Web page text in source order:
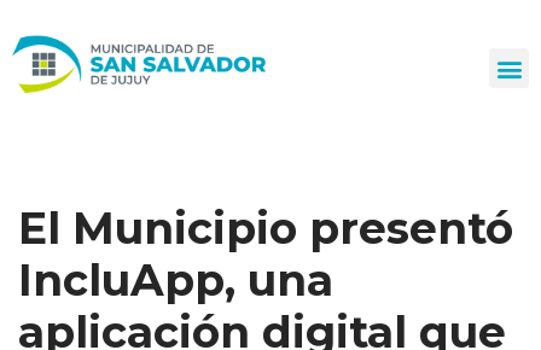
al
El Municipio presentó
IncluApp, una
aplicación digital que